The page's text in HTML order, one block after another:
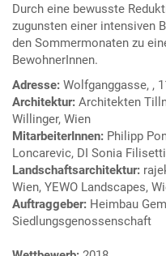
Durch eine bewusste
zugunsten einer intensiven
den Sommermonaten zu
BewohnerInnen.
Adresse: Wolfganggasse, ,
Architektur: Architekten
Willinger, Wien
MitarbeiterInnen: Philipp
Loncarevic, DI Sonia
Landschaftsarchitektur:
Wien, YEWO Landscapes,
Auftraggeber: Heimbau
Siedlungsgenossenschaft